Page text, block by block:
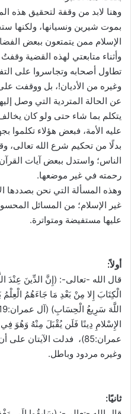
وهنا لابد من وقفة لتحقيق هذه
بموت شيرين ونسيانها، ولكنها
الإسلام ممن يتمتعون ببعض
وأثناء متابعتي لهذه القضية
تطاول أصحابه وتجاسروا على
وغيره من الأديان!، بل ووقفت
عن الحالة المتردية التي وصل
يتكلم بما شاء حتى ولو كان
عليه الأمة، فبعض هؤلاء تكلموا
بدلًا من تحكيم شرع الله تعالى،
الناس؛ واستدل ببعض آيات
رحمته في غير موضعها.
وهذه المسألة التي نحن بصددها
غير الإسلام؛ من المسائل
عليها مستفيضة ومتواترة.
أولاً:
قال الله -تعالى-: (إِنَّ الدِّينَ عِنْدَ
الْكِتَابَ إِلا مِنْ بَعْدِ مَا جَاءَهُمُ الْعِلْمُ
الإِسْلامِ دِينًا فَلَن يُقْبَلَ مِنْهُ وَهُوَ
عمران:85)، فدلت الآيتان
وغيره مردود وباطل.
ثانيًا: